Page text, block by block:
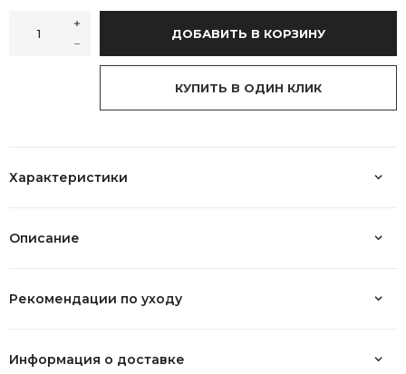
ДОБАВИТЬ В КОРЗИНУ
КУПИТЬ В ОДИН КЛИК
Характеристики
Описание
Рекомендации по уходу
Информация о доставке